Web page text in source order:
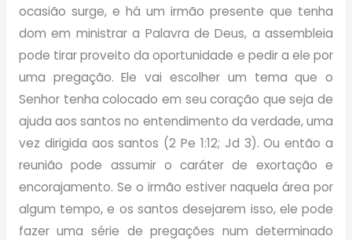
ocasião surge, e há um irmão presente que tenha
dom em ministrar a Palavra de Deus, a assembleia
pode tirar proveito da oportunidade e pedir a ele por
uma pregação. Ele vai escolher um tema que o
Senhor tenha colocado em seu coração que seja de
ajuda aos santos no entendimento da verdade, uma
vez dirigida aos santos (2 Pe 1:12; Jd 3). Ou então a
reunião pode assumir o caráter de exortação e
encorajamento. Se o irmão estiver naquela área por
algum tempo, e os santos desejarem isso, ele pode
fazer uma série de pregações num determinado